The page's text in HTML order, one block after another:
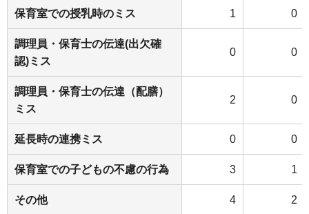
保育室での授乳時のミス 1 0
調理員・保育士の伝達(出欠確
認)ミス
0 0
調理員・保育士の伝達（配膳）
ミス
2 0
延長時の連携ミス 0 0
保育室での子どもの不慮の行為 3 1
その他 4 2